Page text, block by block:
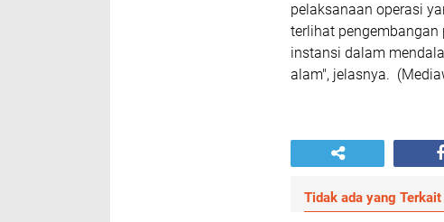
pelaksanaan operasi
terlihat
instansi dalam
alam", jelasnya.
Tidak ada yang Terkait